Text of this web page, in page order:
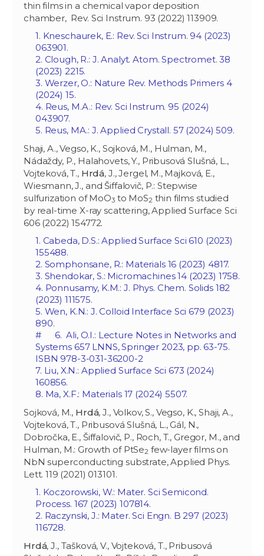
thin films in a chemical vapor deposition
chamber, Rev. Sci Instrum. 93 (2022) 113909.
1. Kneschaurek, E.: Rev. Sci Instrum. 94 (2023)
063901.
2. Clough, R.: J. Analyt. Atom. Spectromet. 38
(2023) 2215.
3. Werzer, O.: Nature Rev. Methods Primers 4
(2024) 15.
4. Reus, M.A.: Rev. Sci Instrum. 95 (2024)
043907.
5. Reus, MA.: J. Applied Crystall. 57 (2024) 509.
Shaji, A., Vegso, K., Sojková, M., Hulman, M.,
Nádaždy, P., Halahovets, Y., Pribusová Slušná, L.,
Vojteková, T., Hrdá, J., Jergel, M., Majková, E.,
Wiesmann, J., and Šiffalovič, P.: Stepwise
sulfurization of MoO3to MoS2 thin films studied
by real-time X-ray scattering, Applied Surface Sci
606 (2022) 154772.
1. Cabeda, D.S.: Applied Surface Sci 610 (2023)
155488.
2. Somphonsane, R.: Materials 16 (2023) 4817.
3. Shendokar, S.: Micromachines 14 (2023) 1758.
4. Ponnusamy, K.M.: J. Phys. Chem. Solids 182
(2023) 111575.
5. Wen, K.N.: J. Colloid Interface Sci 679 (2023)
890.
# 6. Ali, O.I.: Lecture Notes in Networks and
Systems 657 LNNS, Springer 2023, pp. 63-75.
ISBN 978-3-031-36200-2
7. Liu, X.N.: Applied Surface Sci 673 (2024)
160856.
8. Ma, X.F.: Materials 17 (2024) 5507.
Sojková, M., Hrdá, J., Volkov, S., Vegso, K., Shaji, A.,
Vojteková, T., Pribusová Slušná, L., Gál, N.,
Dobročka, E., Šiffalovič, P., Roch, T., Gregor, M., and
Hulman, M.: Growth of PtSe2 few-layer films on
NbN superconducting substrate, Applied Phys.
Lett. 119 (2021) 013101.
1. Koczorowski, W.: Mater. Sci Semicond.
Process. 167 (2023) 107814.
2. Raczynski, J.: Mater. Sci Engn. B 297 (2023)
116728.
Hrdá, J., Tašková, V., Vojteková, T., Pribusová